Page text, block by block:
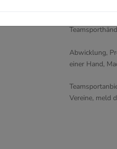
Wir stellen
Abwicklung,
einer Hand,
Vereine, meld